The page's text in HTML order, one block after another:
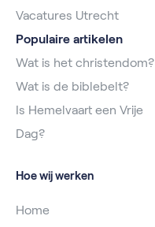
Vacatures Utrecht
Populaire artikelen
Wat is het christendom?
Wat is de biblebelt?
Is Hemelvaart een Vrije
Dag?
Hoe wij werken
Home